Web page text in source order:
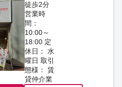
徒歩2分
営業時
間：
10:00～
18:00 定
休日： 水
曜日 取引
態様： 賃
貸仲介業